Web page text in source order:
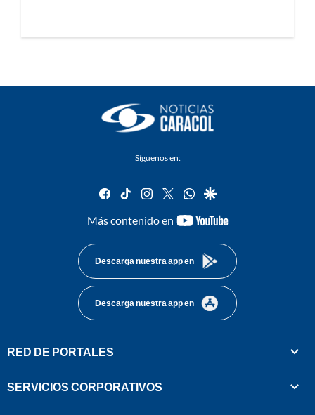
Síguenos en:
facebook
tiktok instagram
twitterwhatsapp
google
Más contenido en
youtube-
Descarga nuestra app en
Descarga nuestra app en
RED DE PORTALES
SERVICIOS CORPORATIVOS